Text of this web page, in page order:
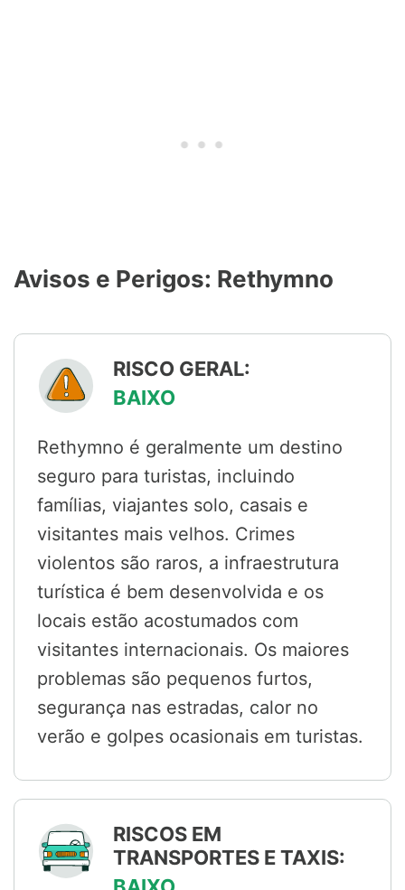
Avisos e Perigos: Rethymno
RISCO GERAL:
BAIXO
Rethymno é geralmente um destino
seguro para turistas, incluindo
famílias, viajantes solo, casais e
visitantes mais velhos. Crimes
violentos são raros, a infraestrutura
turística é bem desenvolvida e os
locais estão acostumados com
visitantes internacionais. Os maiores
problemas são pequenos furtos,
segurança nas estradas, calor no
verão e golpes ocasionais em turistas.
RISCOS EM
TRANSPORTES E TAXIS: